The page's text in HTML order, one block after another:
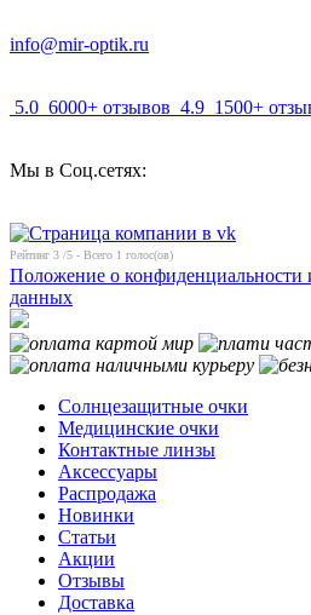
info@mir-optik.ru
5.0 6000+ отзывов 4.9 1500+
Мы в Соц.сетях:
Рейтинг 3 /5 - Всего 1 голос(ов)
Положение о конфиденциальности
данных
Солнцезащитные очки
Медицинские очки
Контактные линзы
Аксессуары
Распродажа
Новинки
Статьи
Акции
Отзывы
Доставка